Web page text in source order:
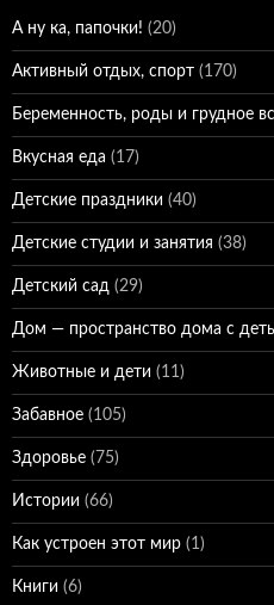
А ну ка, папочки! (20)
Активный отдых, спорт (170)
Беременность, роды и грудное
Вкусная еда (17)
Детские праздники (40)
Детские студии и занятия (38)
Детский сад (29)
Дом — пространство дома с
Животные и дети (11)
Забавное (105)
Здоровье (75)
Истории (66)
Как устроен этот мир (1)
Книги (6)